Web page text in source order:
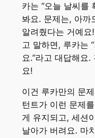
카는 “오늘 날씨를
봐요. 문제는, 아까
알려줬다는 거예요
고 말하면, 루카는
요.”라고 대답해요
요!
이건 루카만의 문
턴트가 이런 문제
게 유지되고, 세션
날아가 버려요. 마